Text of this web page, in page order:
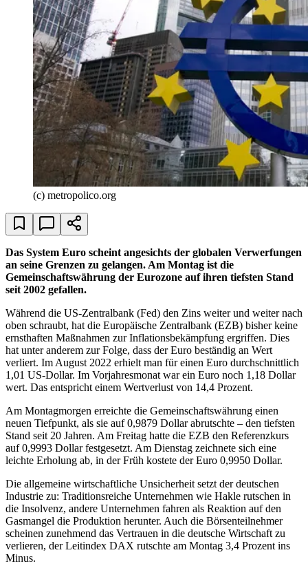
(c) metropolico.org
Das System Euro scheint angesichts der globalen Verwerfungen
an seine Grenzen zu gelangen. Am Montag ist die
Gemeinschaftswährung der Eurozone auf ihren tiefsten Stand
seit 2002 gefallen.
Während die US-Zentralbank (Fed) den Zins weiter und weiter nach
oben schraubt, hat die Europäische Zentralbank (EZB) bisher keine
ernsthaften Maßnahmen zur Inflationsbekämpfung ergriffen. Dies
hat unter anderem zur Folge, dass der Euro beständig an Wert
verliert. Im August 2022 erhielt man für einen Euro durchschnittlich
1,01 US-Dollar. Im Vorjahresmonat war ein Euro noch 1,18 Dollar
wert. Das entspricht einem Wertverlust von 14,4 Prozent.
Am Montagmorgen erreichte die Gemeinschaftswährung einen
neuen Tiefpunkt, als sie auf 0,9879 Dollar abrutschte – den tiefsten
Stand seit 20 Jahren. Am Freitag hatte die EZB den Referenzkurs
auf 0,9993 Dollar festgesetzt. Am Dienstag zeichnete sich eine
leichte Erholung ab, in der Früh kostete der Euro 0,9950 Dollar.
Die allgemeine wirtschaftliche Unsicherheit setzt der deutschen
Industrie zu: Traditionsreiche Unternehmen wie Hakle rutschen in
die Insolvenz, andere Unternehmen fahren als Reaktion auf den
Gasmangel die Produktion herunter. Auch die Börsenteilnehmer
scheinen zunehmend das Vertrauen in die deutsche Wirtschaft zu
verlieren, der Leitindex DAX rutschte am Montag 3,4 Prozent ins
Minus.